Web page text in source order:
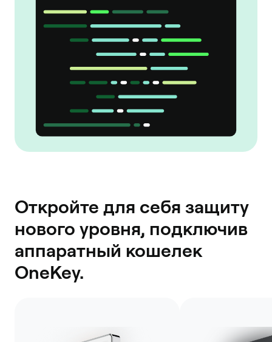
Откройте для себя защиту
нового уровня, подключив
аппаратный кошелек
OneKey.